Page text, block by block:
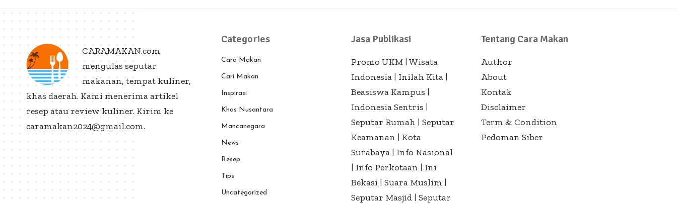
CARAMAKAN.com
mengulas seputar
makanan, tempat kuliner,
khas daerah. Kami menerima artikel
resep atau review kuliner. Kirim ke
caramakan2024@gmail.com.
Categories
Cara Makan
Cari Makan
Inspirasi
Khas Nusantara
Mancanegara
News
Resep
Tips
Uncategorized
Jasa Publikasi
Promo UKM | Wisata
Indonesia | Inilah Kita |
Beasiswa Kampus |
Indonesia Sentris |
Seputar Rumah | Seputar
Keamanan | Kota
Surabaya | Info Nasional
| Info Perkotaan | Ini
Bekasi | Suara Muslim |
Seputar Masjid | Seputar
Tentang Cara Makan
Author
About
Kontak
Disclaimer
Term & Condition
Pedoman Siber